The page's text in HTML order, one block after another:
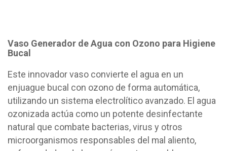
Vaso Generador de Agua con Ozono para Higiene
Bucal
Este innovador vaso convierte el agua en un
enjuague bucal con ozono de forma automática,
utilizando un sistema electrolítico avanzado. El agua
ozonizada actúa como un potente desinfectante
natural que combate bacterias, virus y otros
microorganismos responsables del mal aliento,